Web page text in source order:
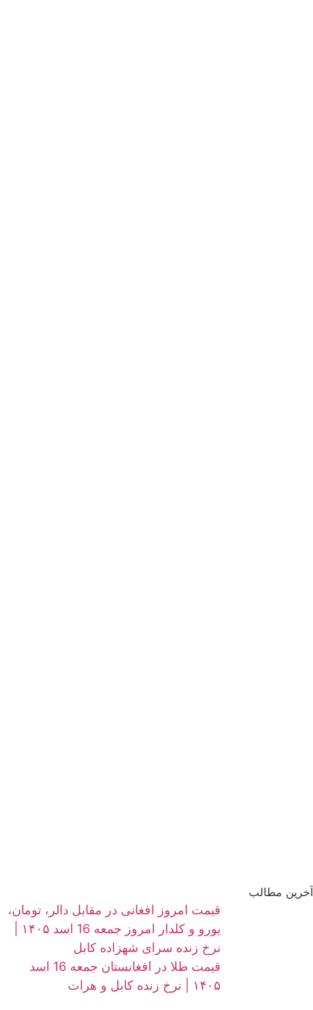
آخرین مطالب
قیمت امروز افغانی در مقابل دالر، تومان،
نرخ زنده سرای شهزاده کابل
قیمت طلا در افغانستان جمعه 16 اسد
۱۴۰۵ | نرخ زنده کابل و هرات